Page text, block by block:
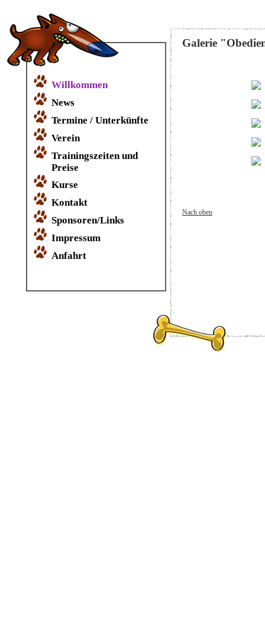
Willkommen
News
Termine / Unterkünfte
Verein
Trainingszeiten und
Preise
Kurse
Kontakt
Sponsoren/Links
Impressum
Anfahrt
Galerie
Nach oben